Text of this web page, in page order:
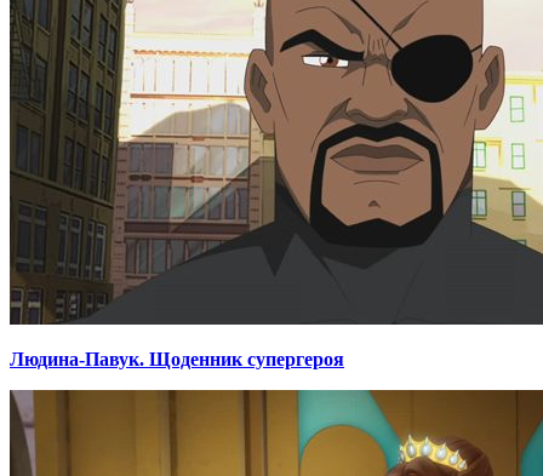
Людина-Павук. Щоденник супергероя